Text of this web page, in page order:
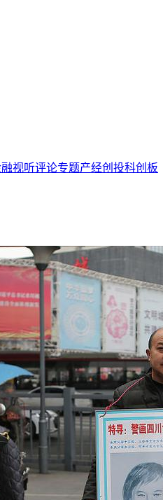
视听评论专题产经创投科创板